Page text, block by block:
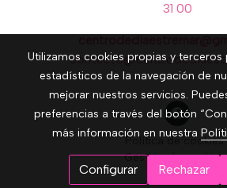
31 00
Política de cookies
Gestión de cookies
Utilizamos cookies propias y
estadísticos de la navegación de
mejorar nuestros servicios.
preferencias a través del botón
más información en nuestra
Configurar Rechazar